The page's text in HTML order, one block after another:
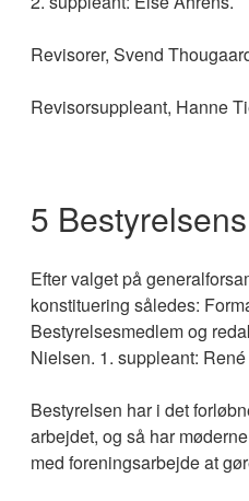
Revisorer, Svend
Revisorsuppleant, Hanne
5
Efter valget på
konstituering således:
Bestyrelsesmedlem og
Nielsen. 1. suppleant:
Bestyrelsen har i det
arbejdet, og så har
med foreningsarbejde at